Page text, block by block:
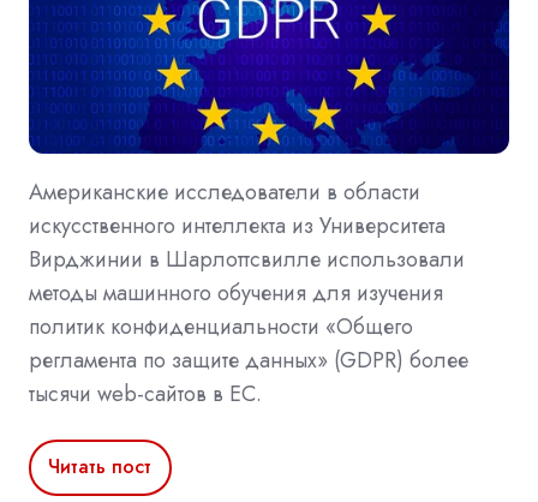
Американские исследователи в области
искусственного интеллекта из Университета
Вирджинии в Шарлоттсвилле использовали
методы машинного обучения для изучения
политик конфиденциальности «Общего
регламента по защите данных» (GDPR) более
тысячи web-сайтов в ЕС.
Читать пост